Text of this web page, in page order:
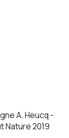
A. Heucq -
Nature 2019